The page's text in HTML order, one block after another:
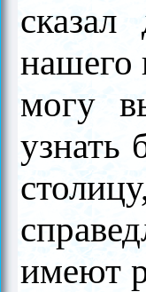
нашего
могу
узнать
имеют